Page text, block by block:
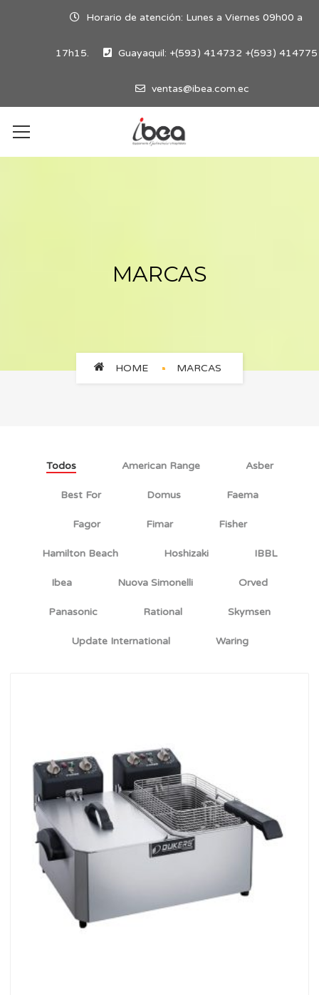
Horario de atención: Lunes a Viernes 09h00 a
17h15. Guayaquil: +(593) 414732 +(593) 414775
ventas@ibea.com.ec
MARCAS
HOME MARCAS
Todos American Range Asber
Best For Domus Faema
Fagor Fimar Fisher
Hamilton Beach Hoshizaki IBBL
Ibea Nuova Simonelli Orved
Panasonic Rational Skymsen
Update International Waring